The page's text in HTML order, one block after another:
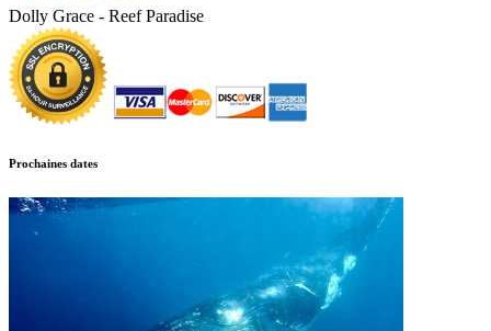
Dolly Grace - Reef Paradise
Prochaines dates